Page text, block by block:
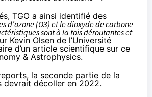
TGO a ainsi identifié des
d’ozone (O3) et le dioxyde de carbone
sont à la fois déroutantes et
Kevin Olsen de l’Université
d’un article scientifique sur ce
& Astrophysics.
la seconde partie de la
devrait décoller en 2022.